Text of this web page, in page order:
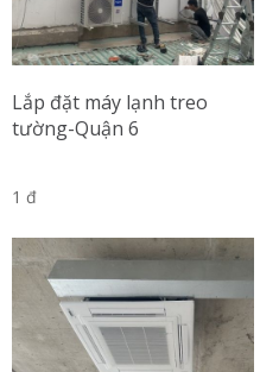
Lắp đặt máy lạnh treo
tường-Quận 6
1 đ